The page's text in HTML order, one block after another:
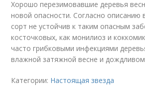
Хорошо перезимовавшие деревья
новой опасности. Согласно
сорт не устойчив к таким опасным
косточковых, как монилиоз и
часто грибковыми инфекциями
влажной затяжной весне и
Категории: Настоящая звезда